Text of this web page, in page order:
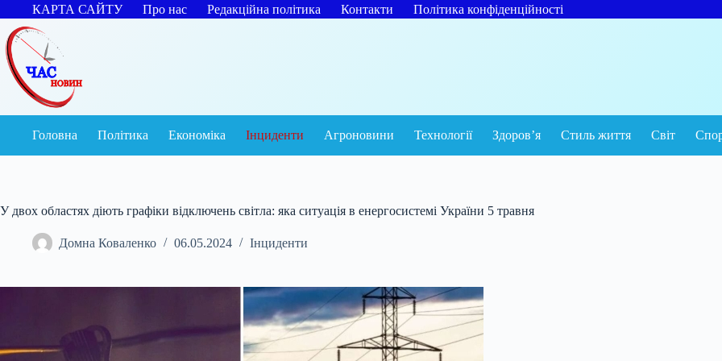
Перейти
до
вмісту
КАРТА САЙТУ Про нас Редакційна політика Контакти Політика конфіденційності
Головна Політика Економіка Інциденти Агроновини Технології Здоров’я Стиль життя Світ
У двох областях діють графіки відключень світла: яка ситуація в енергосистемі України 5 травня
Домна Коваленко 06.05.2024 Інциденти